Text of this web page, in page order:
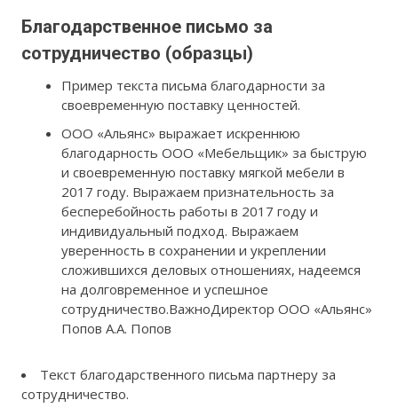
Благодарственное письмо за
сотрудничество (образцы)
Пример текста письма благодарности за
своевременную поставку ценностей.
ООО «Альянс» выражает искреннюю
благодарность ООО «Мебельщик» за быструю
и своевременную поставку мягкой мебели в
2017 году. Выражаем признательность за
бесперебойность работы в 2017 году и
индивидуальный подход. Выражаем
уверенность в сохранении и укреплении
сложившихся деловых отношениях, надеемся
на долговременное и успешное
сотрудничество.ВажноДиректор ООО «Альянс»
Попов А.А. Попов
Текст благодарственного письма партнеру за
сотрудничество.